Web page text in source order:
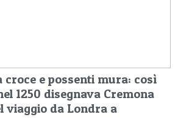
croce e possenti mura: così
1250 disegnava Cremona
viaggio da Londra a